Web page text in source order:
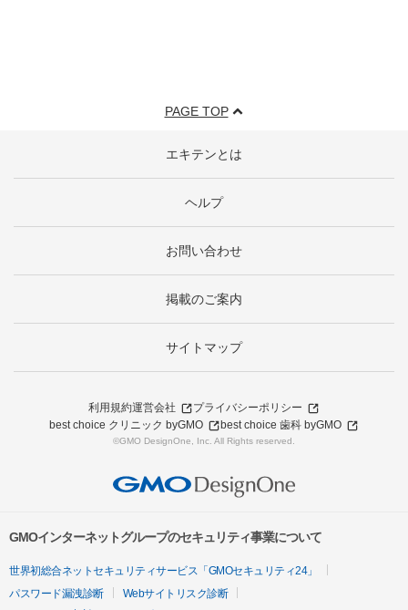
PAGE TOP
エキテンとは
ヘルプ
お問い合わせ
掲載のご案内
サイトマップ
利用規約運営会社
プライバシーポリシー
best choice クリニック byGMO
best choice 歯科 byGMO
©GMO DesignOne, Inc. All Rights reserved.
GMOインターネットグループのセキュリティ事業について
世界初総合ネットセキュリティサービス「GMOセキュリティ24」
パスワード漏洩診断
Webサイトリスク診断